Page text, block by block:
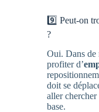
9️⃣ Peut-on
?
Oui. Dans de
profiter d’
doit se
aller chercher
base.